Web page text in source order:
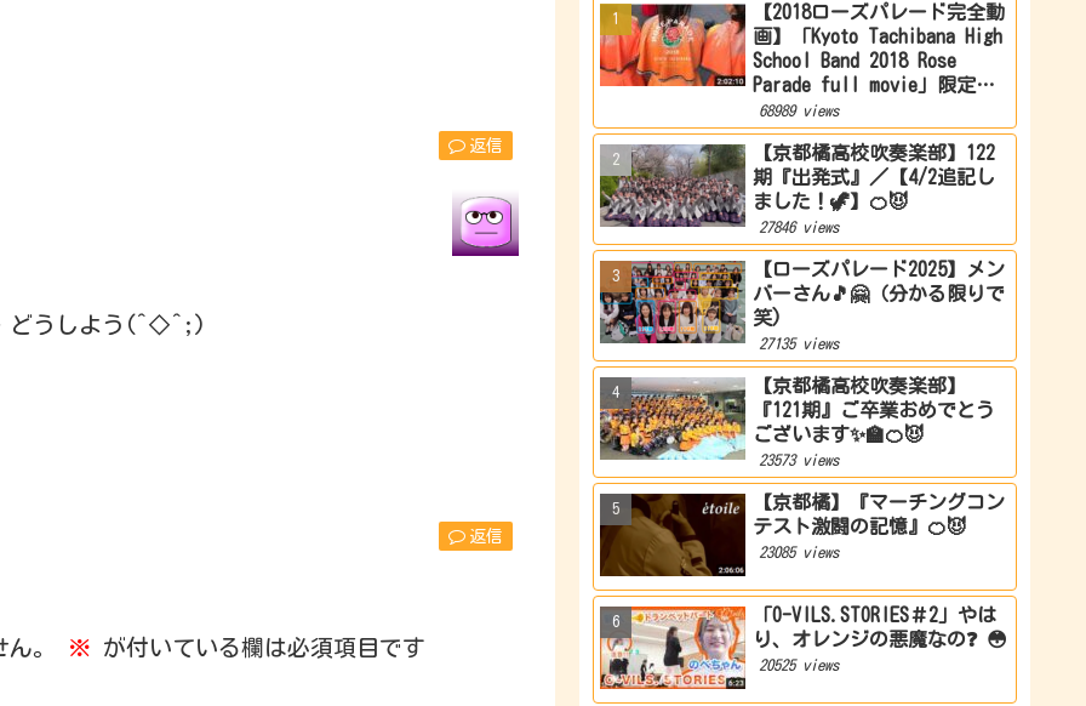
返信
どうしよう(^◇^;)
返信
。 ※ が付いている欄は必須項目です
【2018ローズパレード完全動
画】「Kyoto Tachibana High
School Band 2018 Rose
Parade full movie」限定公
開
68989 views
【京都橘高校吹奏楽部】122
期『出発式』／【4/2追記し
ました！🦖】🍊😈
27846 views
【ローズパレード2025】メン
バーさん🎵🤗（分かる限りで
笑)
27135 views
【京都橘高校吹奏楽部】
『121期』ご卒業おめでとう
ございます✨🏫🍊😈
23573 views
【京都橘】『マーチングコン
テスト激闘の記憶』🍊😈
23085 views
「O-VILS.STORIES＃2」やは
り、オレンジの悪魔なの❓ 😳
20525 views